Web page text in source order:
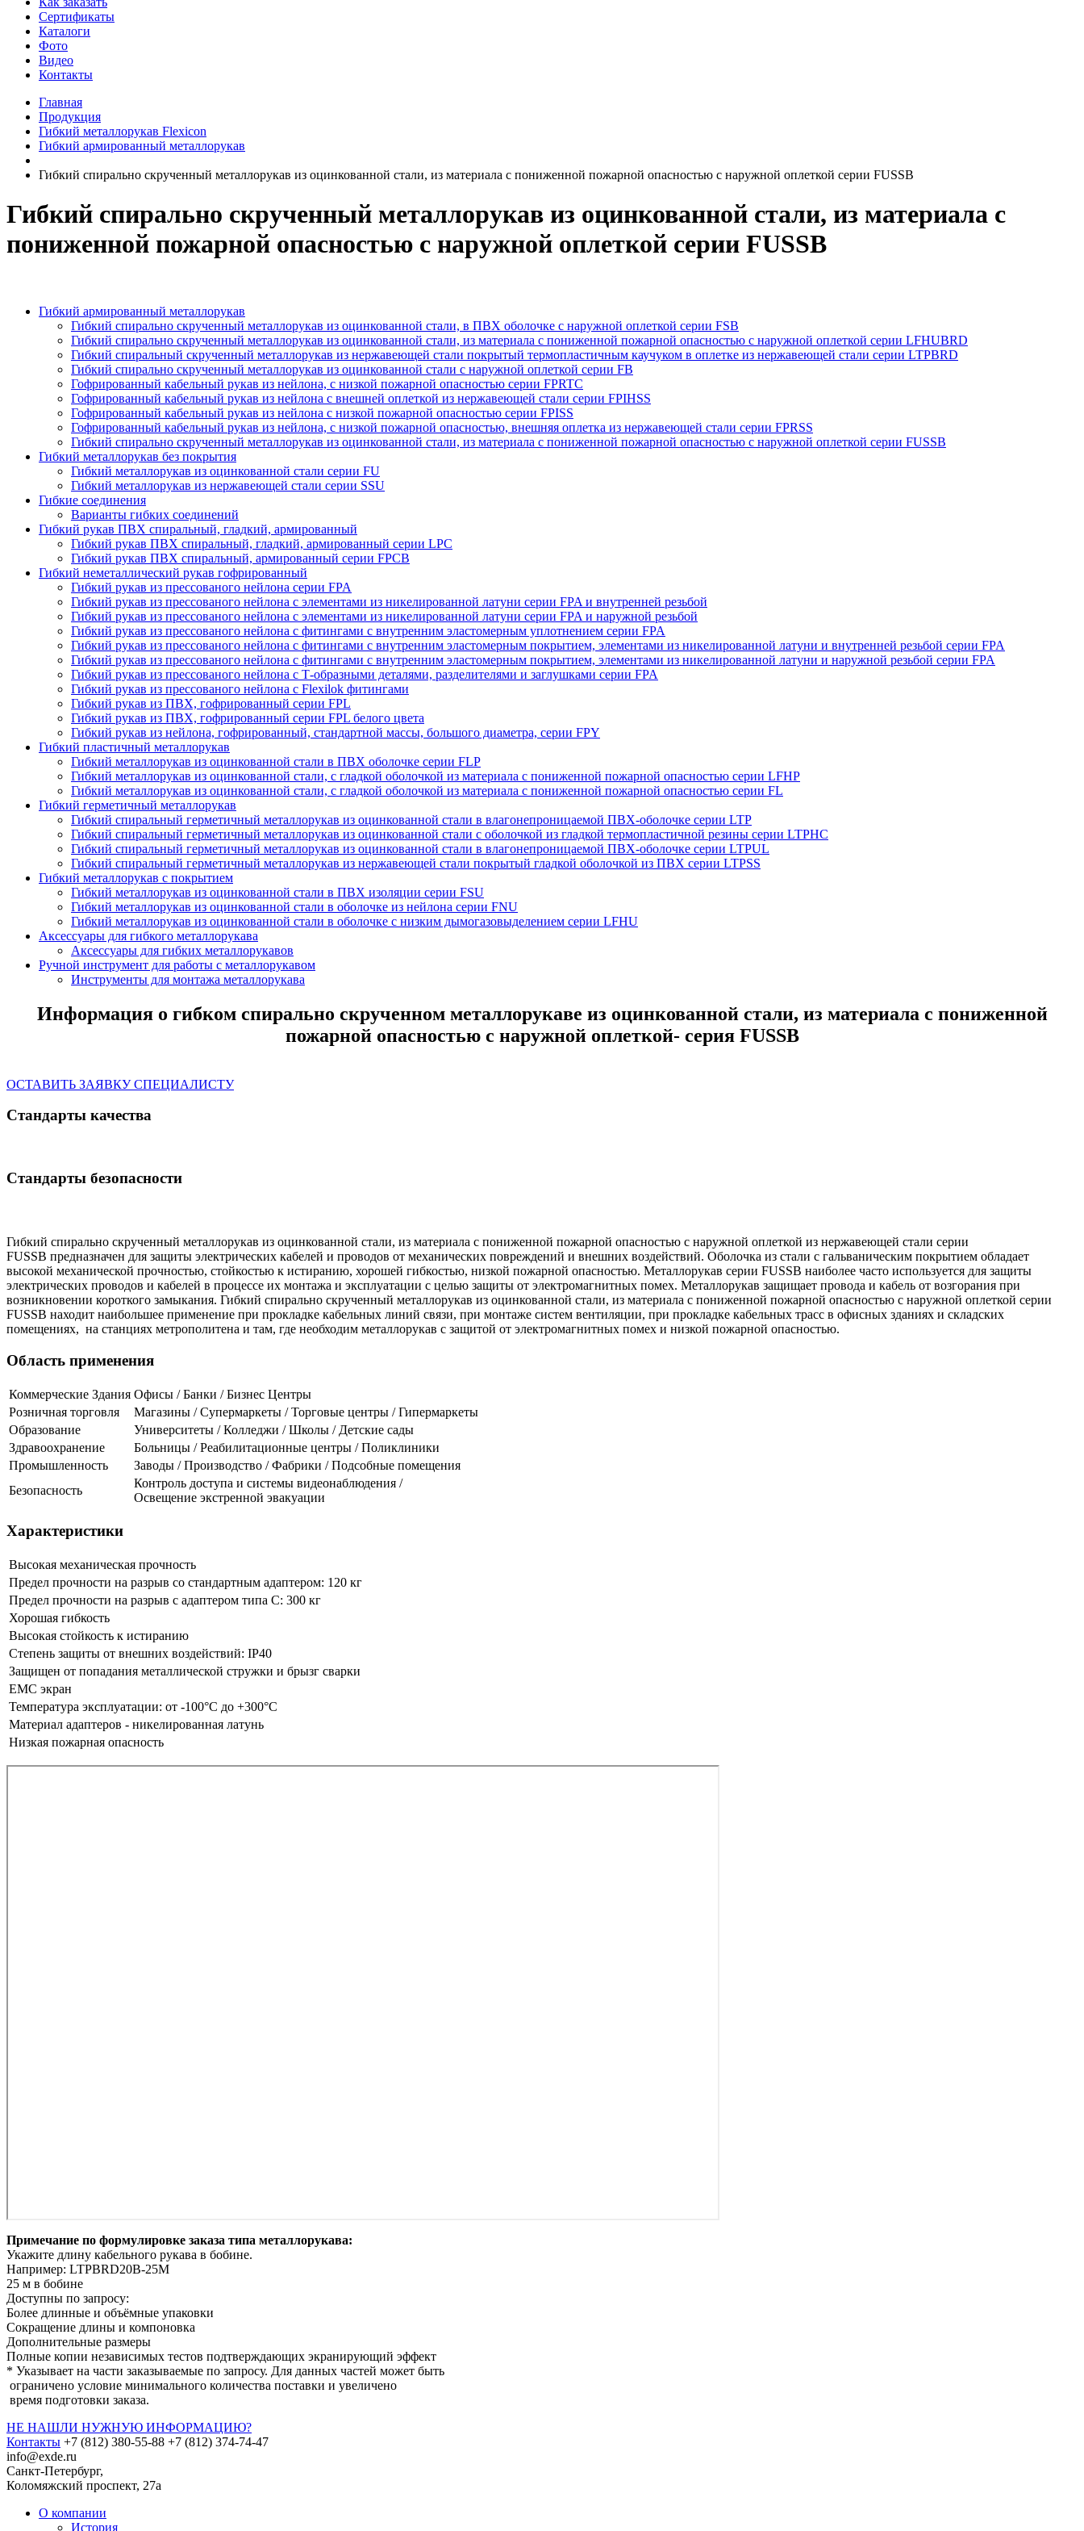
Сертификаты
Каталоги
Фото
Видео
Контакты
Главная
Продукция
Гибкий металлорукав Flexicon
Гибкий армированный металлорукав
Гибкий спирально скрученный металлорукав из оцинкованной стали, из материала с пониженной пожарной опасностью с наружной оплеткой серии FUSSB
Гибкий спирально скрученный металлорукав из оцинкованной стали, из материала с
пониженной пожарной опасностью с наружной оплеткой серии FUSSB
Гибкий армированный металлорукав
Гибкий спирально скрученный металлорукав из оцинкованной стали, в ПВХ оболочке с наружной оплеткой серии FSB
Гибкий спирально скрученный металлорукав из оцинкованной стали, из материала с пониженной пожарной опасностью с наружной оплеткой серии LFHUBRD
Гибкий спиральный скрученный металлорукав из нержавеющей стали покрытый термопластичным каучуком в оплетке из нержавеющей стали серии LTPBRD
Гибкий спирально скрученный металлорукав из оцинкованной стали с наружной оплеткой серии FB
Гофрированный кабельный рукав из нейлона, с низкой пожарной опасностью серии FPRTC
Гофрированный кабельный рукав из нейлона с внешней оплеткой из нержавеющей стали серии FPIHSS
Гофрированный кабельный рукав из нейлона с низкой пожарной опасностью серии FPISS
Гофрированный кабельный рукав из нейлона, с низкой пожарной опасностью, внешняя оплетка из нержавеющей стали серии FPRSS
Гибкий спирально скрученный металлорукав из оцинкованной стали, из материала с пониженной пожарной опасностью с наружной оплеткой серии FUSSB
Гибкий металлорукав без покрытия
Гибкий металлорукав из оцинкованной стали серии FU
Гибкий металлорукав из нержавеющей стали серии SSU
Гибкие соединения
Варианты гибких соединений
Гибкий рукав ПВХ спиральный, гладкий, армированный
Гибкий рукав ПВХ спиральный, гладкий, армированный серии LPC
Гибкий рукав ПВХ спиральный, армированный серии FPCB
Гибкий неметаллический рукав гофрированный
Гибкий рукав из прессованого нейлона серии FPA
Гибкий рукав из прессованого нейлона c элементами из никелированной латуни серии FPA и внутренней резьбой
Гибкий рукав из прессованого нейлона c элементами из никелированной латуни серии FPA и наружной резьбой
Гибкий рукав из прессованого нейлона с фитингами с внутренним эластомерным уплотнением серии FPA
Гибкий рукав из прессованого нейлона с фитингами с внутренним эластомерным покрытием, элементами из никелированной латуни и внутренней резьбой серии FPA
Гибкий рукав из прессованого нейлона с фитингами с внутренним эластомерным покрытием, элементами из никелированной латуни и наружной резьбой серии FPA
Гибкий рукав из прессованого нейлона с Т-образными деталями, разделителями и заглушками серии FPA
Гибкий рукав из прессованого нейлона с Flexilok фитингами
Гибкий рукав из ПВХ, гофрированный серии FPL
Гибкий рукав из ПВХ, гофрированный серии FPL белого цвета
Гибкий рукав из нейлона, гофрированный, стандартной массы, большого диаметра, серии FPY
Гибкий пластичный металлорукав
Гибкий металлорукав из оцинкованной стали в ПВХ оболочке серии FLP
Гибкий металлорукав из оцинкованной стали, с гладкой оболочкой из материала с пониженной пожарной опасностью серии LFHP
Гибкий металлорукав из оцинкованной стали, с гладкой оболочкой из материала с пониженной пожарной опасностью серии FL
Гибкий герметичный металлорукав
Гибкий спиральный герметичный металлорукав из оцинкованной стали в влагонепроницаемой ПВХ-оболочке серии LTP
Гибкий спиральный герметичный металлорукав из оцинкованной стали с оболочкой из гладкой термопластичной резины серии LTPHC
Гибкий спиральный герметичный металлорукав из оцинкованной стали в влагонепроницаемой ПВХ-оболочке серии LTPUL
Гибкий спиральный герметичный металлорукав из нержавеющей стали покрытый гладкой оболочкой из ПВХ серии LTPSS
Гибкий металлорукав с покрытием
Гибкий металлорукав из оцинкованной стали в ПВХ изоляции серии FSU
Гибкий металлорукав из оцинкованной стали в оболочке из нейлона серии FNU
Гибкий металлорукав из оцинкованной стали в оболочке с низким дымогазовыделением серии LFHU
Аксессуары для гибкого металлорукава
Аксессуары для гибких металлорукавов
Ручной инструмент для работы с металлорукавом
Инструменты для монтажа металлорукава
Информация о гибком спирально скрученном металлорукаве из оцинкованной стали, из материала с пониженной
пожарной опасностью с наружной оплеткой- серия FUSSB
ОСТАВИТЬ ЗАЯВКУ СПЕЦИАЛИСТУ
Стандарты качества
Стандарты безопасности
Гибкий спирально скрученный металлорукав из оцинкованной стали, из материала с пониженной пожарной опасностью с наружной оплеткой из нержавеющей стали серии
FUSSB предназначен для защиты электрических кабелей и проводов от механических повреждений и внешних воздействий. Оболочка из стали с гальваническим покрытием обладает
высокой механической прочностью, стойкостью к истиранию, хорошей гибкостью, низкой пожарной опасностью. Металлорукав серии FUSSB наиболее часто используется для защиты
электрических проводов и кабелей в процессе их монтажа и эксплуатации с целью защиты от электромагнитных помех. Металлорукав защищает провода и кабель от возгорания при
возникновении короткого замыкания. Гибкий спирально скрученный металлорукав из оцинкованной стали, из материала с пониженной пожарной опасностью с наружной оплеткой серии
FUSSB находит наибольшее применение при прокладке кабельных линий связи, при монтаже систем вентиляции, при прокладке кабельных трасс в офисных зданиях и складских
помещениях, на станциях метрополитена и там, где необходим металлорукав с защитой от электромагнитных помех и низкой пожарной опасностью.
Область применения
Коммерческие Здания Офисы / Банки / Бизнес Центры
Розничная торговля
Магазины / Супермаркеты / Торговые центры / Гипермаркеты
Образование
Университеты / Колледжи / Школы / Детские сады
Здравоохранение
Больницы / Реабилитационные центры / Поликлиники
Промышленность
Заводы / Производство / Фабрики / Подсобные помещения
Безопасность
Контроль доступа и системы видеонаблюдения /
Освещение экстренной эвакуации
Характеристики
Высокая механическая прочность
Предел прочности на разрыв со стандартным адаптером: 120 кг
Предел прочности на разрыв с адаптером типа С: 300 кг
Хорошая гибкость
Высокая стойкость к истиранию
Степень защиты от внешних воздействий: IP40
Защищен от попадания металлической стружки и брызг сварки
EMC экран
Температура эксплуатации: от -100°C до +300°C
Материал адаптеров - никелированная латунь
Низкая пожарная опасность
Примечание по формулировке заказа типа металлорукава:
Укажите длину кабельного рукава в бобине.
Например: LTPBRD20B-25M
25 м в бобине
Доступны по запросу:
Более длинные и объёмные упаковки
Сокращение длины и компоновка
Дополнительные размеры
Полные копии независимых тестов подтверждающих экранирующий эффект
* Указывает на части заказываемые по запросу. Для данных частей может быть
ограничено условие минимального количества поставки и увеличено
время подготовки заказа.
НЕ НАШЛИ НУЖНУЮ ИНФОРМАЦИЮ?
Контакты +7 (812) 380-55-88 +7 (812) 374-74-47
info@exde.ru
Санкт-Петербург,
Коломяжский проспект, 27a
О компании
История